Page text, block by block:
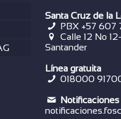
Santa Cruz de la
PBX +57 607
Calle 12 No
Santander
Línea gratuita
018000